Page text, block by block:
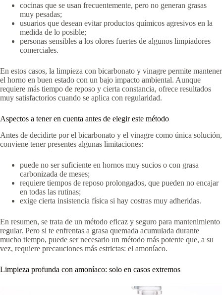
cocinas que se usan frecuentemente, pero no generan grasas
muy pesadas;
usuarios que desean evitar productos químicos agresivos en la
medida de lo posible;
personas sensibles a los olores fuertes de algunos limpiadores
comerciales.
En estos casos, la limpieza con bicarbonato y vinagre permite mantener
el horno en buen estado con un bajo impacto ambiental. Aunque
requiere más tiempo de reposo y cierta constancia, ofrece resultados
muy satisfactorios cuando se aplica con regularidad.
Aspectos a tener en cuenta antes de elegir este método
Antes de decidirte por el bicarbonato y el vinagre como única solución,
conviene tener presentes algunas limitaciones:
puede no ser suficiente en hornos muy sucios o con grasa
carbonizada de meses;
requiere tiempos de reposo prolongados, que pueden no encajar
en todas las rutinas;
exige cierta insistencia física si hay costras muy adheridas.
En resumen, se trata de un método eficaz y seguro para mantenimiento
regular. Pero si te enfrentas a grasa quemada acumulada durante
mucho tiempo, puede ser necesario un método más potente que, a su
vez, requiere precauciones más estrictas: el amoníaco.
Limpieza profunda con amoníaco: solo en casos extremos